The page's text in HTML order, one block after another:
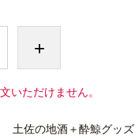
+
いただけません。
土佐の地酒＋酔鯨グッズ